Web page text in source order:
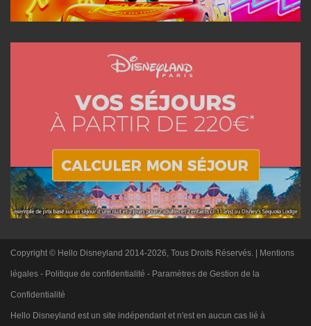
Copyright © Hello Disneyland 2014-2026, Tous Droits Réservés. | Mentions
légales - Politique de confidentialité - Paramètres de Gestion de la
Confidentialité
Hello Disneyland est un site indépendant et n'est en aucun cas lié à